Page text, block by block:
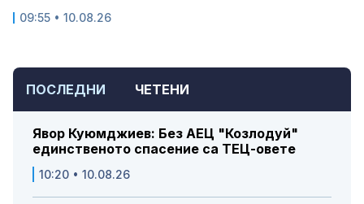
ПОСЛЕДНИ ЧЕТЕНИ
Явор Куюмджиев: Без АЕЦ "Козлодуй"
единственото спасение са ТЕЦ-овете
10:20 • 10.08.26
09:55 • 10.08.26